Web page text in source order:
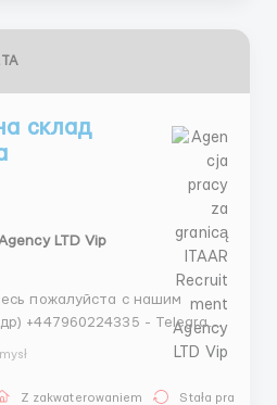
склад
LTD Vip
пожалуйста с нашим
+447960224335 - Telegram
Z zakwaterowaniem Stała praca